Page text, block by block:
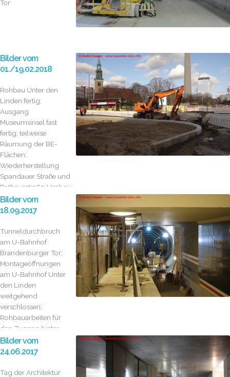
Tor
Bilder vom
01./19.02.2018
Rohbau Unter den
Linden fertig;
Ausgang
Museumsinsel fast
fertig; teilweise
Räumung der BE-
Flächen;
Wiederherstellung
Spandauer Straße und
Rathausstraße; Umbau
Kehranlage...
Bilder vom
18.09.2017
Tunneldurchbruch
am U-Bahnhof
Brandenburger Tor;
Montageöffnungen
am U-Bahnhof Unter
den Linden
weitgehend
verschlossen;
Rohbauarbeiten für
den Zugang hinter
dem Zeughaus;
Logistikhafen...
Bilder vom
24.06.2017
Tag der Architektur